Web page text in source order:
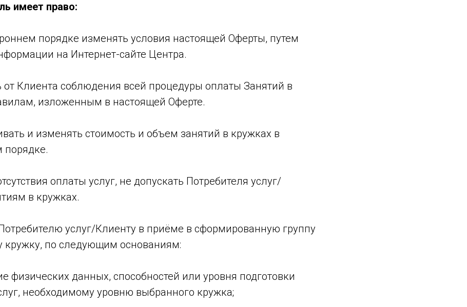
имеет право:
порядке изменять условия настоящей Оферты, путем
на Интернет-сайте Центра.
от Клиента соблюдения всей процедуры оплаты Занятий в
изложенным в настоящей Оферте.
и изменять стоимость и объем занятий в кружках в
порядке.
оплаты услуг, не допускать Потребителя услуг/
в кружках.
услуг/Клиенту в приёме в сформированную группу
кружку, по следующим основаниям:
физических данных, способностей или уровня подготовки
необходимому уровню выбранного кружка;